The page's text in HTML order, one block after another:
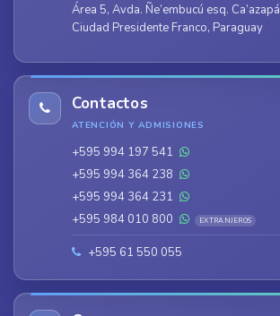
Área 5, Avda. Ñe’embucú esq. Ca’azapá
Ciudad Presidente Franco, Paraguay
Contactos
ATENCIÓN Y ADMISIONES
+595 994 197 541
+595 994 364 238
+595 994 364 231
+595 984 010 800
EXTRANJEROS
+595 61 550 055